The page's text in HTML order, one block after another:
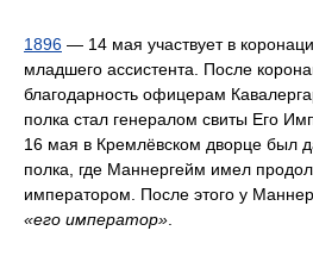
1896 — 14 мая участвует в
младшего ассистента. После
благодарность офицерам
полка стал генералом свиты Его
16 мая в Кремлёвском дворце был
полка, где Маннергейм имел
императором. После этого у
«его император»